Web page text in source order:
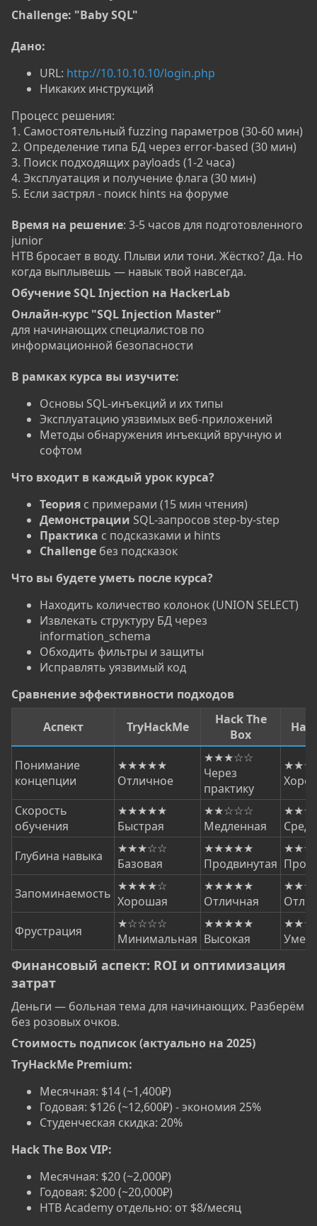
Challenge: "Baby SQL"
Дано:
URL: http://10.10.10.10/login.php
Никаких инструкций
Процесс решения:
1. Самостоятельный fuzzing параметров (30-60 мин)
2. Определение типа БД через error-based (30 мин)
3. Поиск подходящих payloads (1-2 часа)
4. Эксплуатация и получение флага (30 мин)
5. Если застрял - поиск hints на форуме
Время на решение: 3-5 часов для подготовленного
junior
HTB бросает в воду. Плыви или тони. Жёстко? Да. Но
когда выплывешь — навык твой навсегда.
Обучение SQL Injection на HackerLab​
Онлайн-курс "SQL Injection Master"
для начинающих специалистов по
информационной безопасности
В рамках курса вы изучите:
Основы SQL-инъекций и их типы
Эксплуатацию уязвимых веб-приложений
Методы обнаружения инъекций вручную и
софтом
Что входит в каждый урок курса?
Теория с примерами (15 мин чтения)
Демонстрации SQL-запросов step-by-step
Практика с подсказками и hints
Challenge без подсказок
Что вы будете уметь после курса?
Находить количество колонок (UNION SELECT)
Извлекать структуру БД через
information_schema
Обходить фильтры и защиты
Исправлять уязвимый код
Сравнение эффективности подходов​
Аспект TryHackMe
Hack The
Box
Понимание
концепции
★★★★★
Отличное
★★★☆☆
Через
практику
Скорость
обучения
★★★★★
Быстрая
★★☆☆☆
Медленная
Глубина навыка
★★★☆☆
Базовая
★★★★★
Продвинутая
Запоминаемость ★★★★☆
Хорошая
★★★★★
Отличная
Фрустрация
★☆☆☆☆
Минимальная
★★★★★
Высокая
Финансовый аспект: ROI и оптимизация
затрат​
Деньги — больная тема для начинающих. Разберём
без розовых очков.
Стоимость подписок (актуально на 2025)​
TryHackMe Premium:
Месячная: $14 (~1,400₽)
Годовая: $126 (~12,600₽) - экономия 25%
Студенческая скидка: 20%
Hack The Box VIP:
Месячная: $20 (~2,000₽)
Годовая: $200 (~20,000₽)
HTB Academy отдельно: от $8/месяц